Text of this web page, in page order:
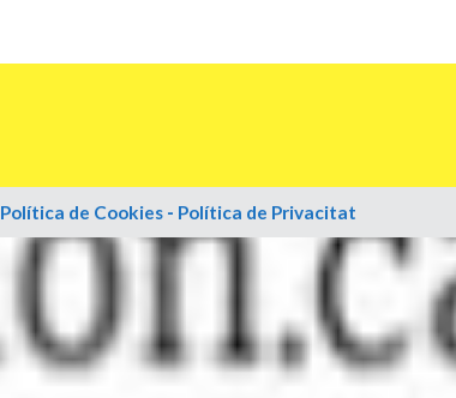
Política de Cookies- Política de Privacitat